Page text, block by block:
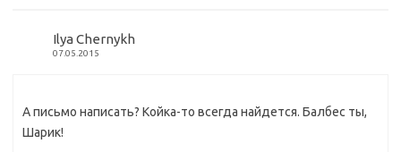
Ilya Chernykh
07.05.2015
А письмо написать? Койка-то всегда найдется. Балбес ты,
Шарик!